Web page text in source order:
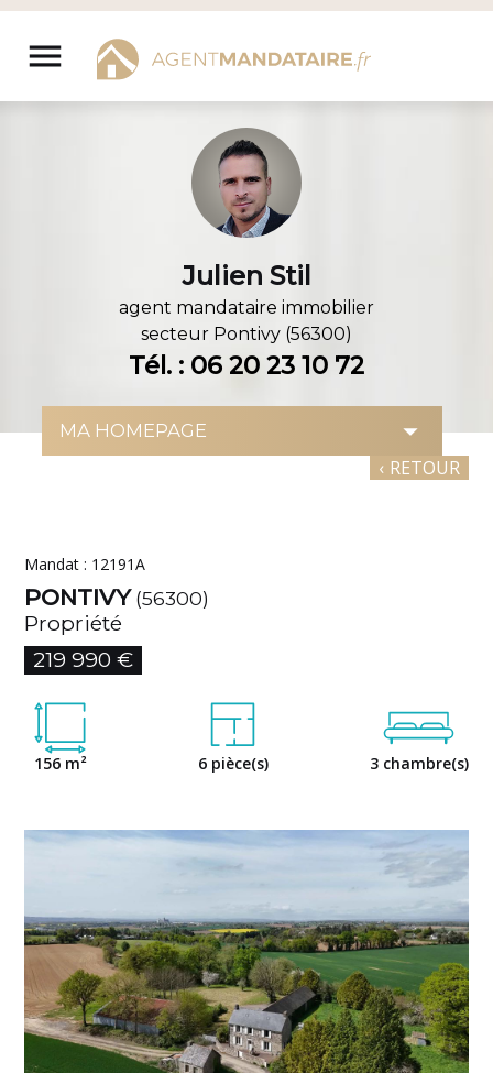
Aller
contenu
menu
Julien Stil
agent mandataire immobilier
secteur Pontivy (56300)
Tél. : 06 20 23 10 72
‹ RETOUR
Mandat : 12191A
PONTIVY (56300)
Propriété
219 990 €
156 m² 6 pièce(s) 3 chambre(s)